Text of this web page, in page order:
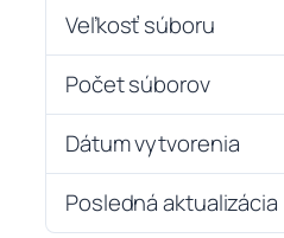
Veľkosť súboru
Počet súborov
Dátum vytvorenia
Posledná aktualizácia